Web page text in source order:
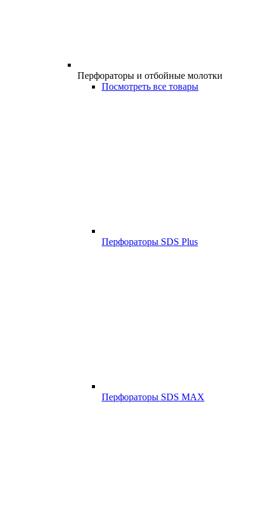
Перфораторы и отбойные молотки
Посмотреть все товары
Перфораторы SDS Plus
Перфораторы SDS MAX